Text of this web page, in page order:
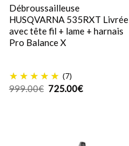
Débroussailleuse
HUSQVARNA 535RXT Livrée
avec tête fil + lame + harnais
Pro Balance X
(7)
999.00€ Le
prix
725.00€Le
prix